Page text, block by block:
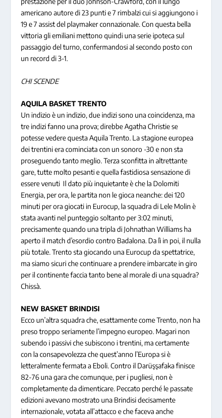
americano autore di 23 punti e 7 rimbalzi cui si aggiungono i
19 e 7 assist del playmaker connazionale. Con questa bella
vittoria gli emiliani mettono quindi una serie ipoteca sul
passaggio del turno, confermandosi al secondo posto con
un record di 3-1.
CHI SCENDE
AQUILA BASKET TRENTO
Un indizio è un indizio, due indizi sono una coincidenza, ma
tre indizi fanno una prova; direbbe Agatha Christie se
potesse vedere questa Aquila Trento. La stagione europea
dei trentini era cominciata con un sonoro -30 e non sta
proseguendo tanto meglio. Terza sconfitta in altrettante
gare, tutte molto pesanti e quella fastidiosa sensazione di
essere venuti Il dato più inquietante è che la Dolomiti
Energia, per ora, le partita non le gioca neanche: dei 120
minuti per ora giocati in Eurocup, la squadra di Lele Molin è
stata avanti nel punteggio soltanto per 3:02 minuti,
precisamente quando una tripla di Johnathan Williams ha
aperto il match d’esordio contro Badalona. Da lì in poi, il nulla
più totale. Trento sta giocando una Eurocup da spettatrice,
ma siamo sicuri che continuare a prendere imbarcate in giro
per il continente faccia tanto bene al morale di una squadra?
Chissà.
NEW BASKET BRINDISI
Ecco un’altra squadra che, esattamente come Trento, non ha
preso troppo seriamente l’impegno europeo. Magari non
subendo i passivi che subiscono i trentini, ma certamente
con la consapevolezza che quest’anno l’Europa si è
letteralmente fermata a Eboli. Contro il Darüşşafaka finisce
82-76 una gara che comunque, per i pugliesi, non è
completamente da dimenticare. Peccato perché le passate
edizioni avevano mostrato una Brindisi decisamente
internazionale, votata all’attacco e che faceva anche